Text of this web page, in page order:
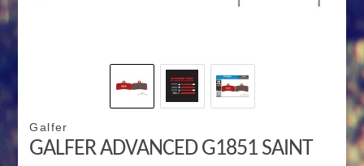
Galfer
GALFER ADVANCED G1851 SAINT